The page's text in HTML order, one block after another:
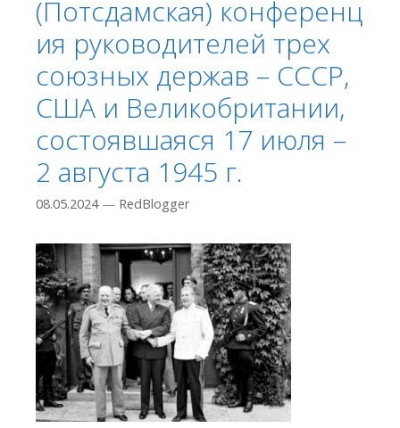
(Потсдамская) конференц
ия руководителей трех
союзных держав – СССР,
США и Великобритании,
состоявшаяся 17 июля –
2 августа 1945 г.
08.05.2024 — RedBlogger